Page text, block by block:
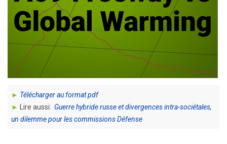
► Télécharger au format pdf
►
Lire aussi: Guerre hybride russe et divergences intra-sociétales,
un dilemme pour les commissions Défense